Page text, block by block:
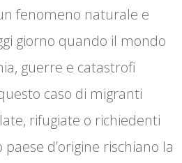
fenomeno naturale e
giorno quando il mondo
guerre e catastrofi
caso di migranti
rifugiate o richiedenti
d’origine rischiano la